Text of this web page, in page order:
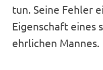
tun. Seine Fehler
Eigenschaft eines
ehrlichen Mannes.